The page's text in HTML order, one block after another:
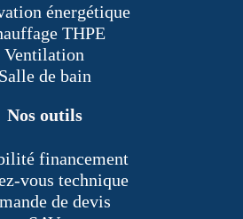
énergétique
THPE
Ventilation
Salle de bain
Nos outils
financement
vous technique
de devis